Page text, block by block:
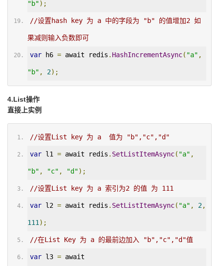
"b");
//设置hash key 为 a 中的字段为 "b" 的值增加2 如
果减则输入负数即可
var h6 = await redis . HashIncrementAsync( "a" ,
"b" , 2);
4.List操作
直接上实例
//设置List key 为 a  值为 "b","c","d"
var l1 = await redis . SetListItemAsync( "a" ,
"b" , "c" , "d");
//设置List key 为 a 索引为2 的值 为 111
var l2 = await redis . SetListItemAsync( "a" , 2,
111 );
//在List Key 为 a 的最前边加入 "b","c","d"值
var l3 = await